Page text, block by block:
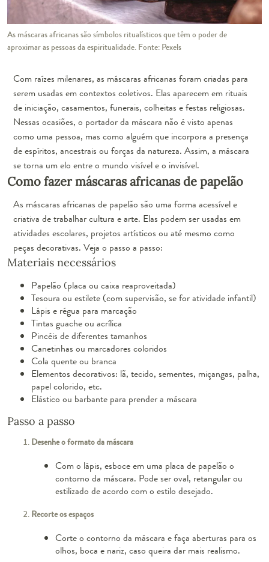
As máscaras africanas são símbolos ritualísticos que têm o poder de
aproximar as pessoas da espiritualidade. Fonte: Pexels
Com raízes milenares, as máscaras africanas foram criadas para
serem usadas em contextos coletivos. Elas aparecem em rituais
de iniciação, casamentos, funerais, colheitas e festas religiosas.
Nessas ocasiões, o portador da máscara não é visto apenas
como uma pessoa, mas como alguém que incorpora a presença
de espíritos, ancestrais ou forças da natureza. Assim, a máscara
se torna um elo entre o mundo visível e o invisível.
Como fazer máscaras africanas de papelão
As máscaras africanas de papelão são uma forma acessível e
criativa de trabalhar cultura e arte. Elas podem ser usadas em
atividades escolares, projetos artísticos ou até mesmo como
peças decorativas. Veja o passo a passo:
Materiais necessários
Papelão (placa ou caixa reaproveitada)
Tesoura ou estilete (com supervisão, se for atividade infantil)
Lápis e régua para marcação
Tintas guache ou acrílica
Pincéis de diferentes tamanhos
Canetinhas ou marcadores coloridos
Cola quente ou branca
Elementos decorativos: lã, tecido, sementes, miçangas, palha,
papel colorido, etc.
Elástico ou barbante para prender a máscara
Passo a passo
Desenhe o formato da máscara
Com o lápis, esboce em uma placa de papelão o
contorno da máscara. Pode ser oval, retangular ou
estilizado de acordo com o estilo desejado.
Recorte os espaços
Corte o contorno da máscara e faça aberturas para os
olhos, boca e nariz, caso queira dar mais realismo.